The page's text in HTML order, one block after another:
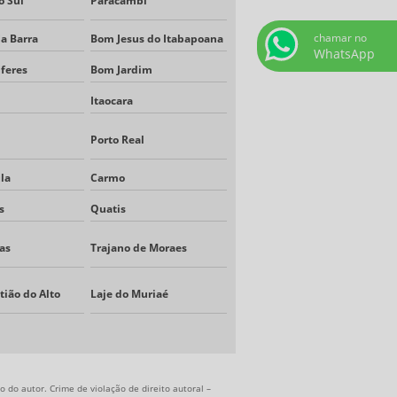
Barra Bom Jesus do Itabapoana
Bom Jardim
Itaocara
Porto Real
Carmo
Quatis
Trajano de Moraes
do Alto Laje do Muriaé
do autor. Crime de violação de direito autoral –
chamar no
WhatsApp